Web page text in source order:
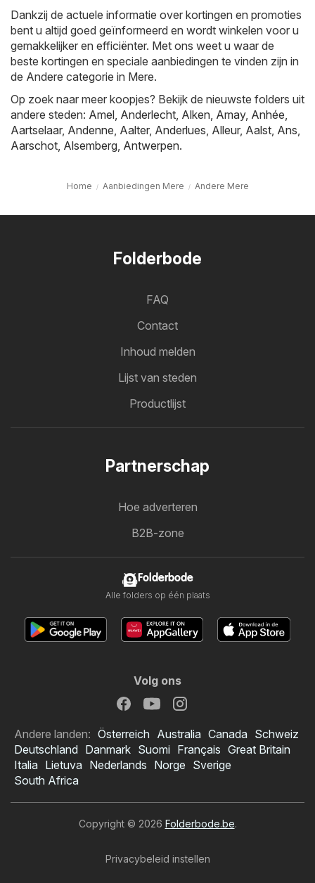
Dankzij de actuele informatie over kortingen en promoties
bent u altijd goed geïnformeerd en wordt winkelen voor u
gemakkelijker en efficiënter. Met ons weet u waar de
beste kortingen en speciale aanbiedingen te vinden zijn in
de Andere categorie in Mere.
Op zoek naar meer koopjes? Bekijk de nieuwste folders uit
andere steden: Amel Anderlecht Alken Amay, Anhée
Aartselaar, Andenne Aalter, Anderlues Alleur, Aalst Ans
Aarschot Alsemberg Antwerpen.
Home Aanbiedingen Mere Andere Mere
Folderbode
FAQ
Contact
Inhoud melden
Lijst van steden
Productlijst
Partnerschap
Hoe adverteren
B2B-zone
Folderbode
Alle folders op één plaats
Volg ons
Andere landen: Österreich Australia Canada Schweiz
Deutschland Danmark Suomi Français Great Britain
Italia Lietuva Nederlands Norge Sverige
South Africa
Copyright © 2026 Folderbode.be.
Privacybeleid instellen